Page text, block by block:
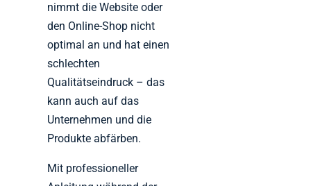
nimmt die Website oder
den Online-Shop nicht
optimal an und hat einen
schlechten
Qualitätseindruck – das
kann auch auf das
Unternehmen und die
Produkte abfärben.
Mit professioneller